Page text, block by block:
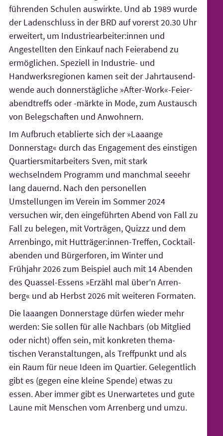
führenden Schulen auswirkte. Und ab 1989 wurde
der Laden­schluss in der BRD auf vorerst 20.30 Uhr
erweitert, um Industrie­arbeiter:innen und
Angestellten den Einkauf nach Feierabend zu
ermöglichen. Speziell in Industrie- und
Handwerks­regionen kamen seit der Jahr­tausend­
wende auch donners­tägliche »After-Work«-Feier­
abend­treffs oder -märkte in Mode, zum Austausch
von Beleg­schaften und Anwohnern.
Im Aufbruch etablierte sich der »Laaange
Donnerstag« durch das Engagement des einstigen
Quartiers­mit­arbeiters Sven, mit stark
wechselndem Programm und manchmal seeehr
lang dauernd. Nach den personellen
Umstellungen im Verein im Sommer 2024
versuchen wir, den einge­führten Abend von Fall zu
Fall zu belegen, mit Vorträgen, Quizzz und dem
Arrenbingo, mit Hut­träger:innen-Treffen, Cocktail­
abenden und Bürgerforen, im Winter und
Frühjahr 2026 zum Beispiel auch mit 14 Abenden
des Quassel-Essens »Erzähl mal über’n Arren­
berg« und ab Herbst 2026 mit weiteren Formaten.
Die laaangen Donners­tage dürfen wieder mehr
werden: Sie sollen für alle Nachbars (ob Mitglied
oder nicht) offen sein, mit konkreten thema­
tischen Veranstal­tungen, als Treffpunkt und als
ein Raum für neue Ideen im Quartier. Gelegentlich
gibt es (gegen eine kleine Spende) etwas zu
essen. Aber immer gibt es Uner­wartetes und gute
Laune mit Menschen vom Arrenberg und umzu.